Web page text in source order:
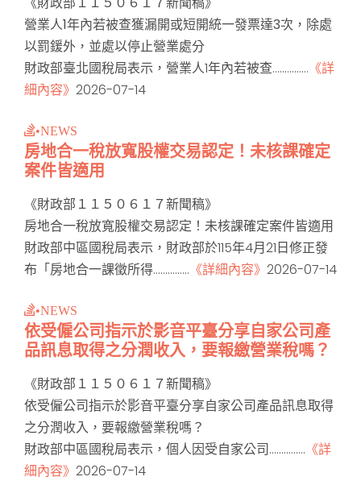
營業人1年內若被查獲漏開或短開統一發票達3次，除處
以罰鍰外，並處以停止營業處分
財政部臺北國稅局表示，營業人1年內若被查............... 《詳
細內容》 2026-07-14
•NEWS
房地合一稅放寬股權交易認定！未核課確定
案件皆適用
《財政部１１５０６１７新聞稿》
房地合一稅放寬股權交易認定！未核課確定案件皆適用
財政部中區國稅局表示，財政部於115年4月21日修正發
布「房地合一課徵所得............... 《詳細內容》 2026-07-14
•NEWS
依受僱公司指示於影音平臺分享自家公司產
品訊息取得之分潤收入，要報繳營業稅嗎？
《財政部１１５０６１７新聞稿》
依受僱公司指示於影音平臺分享自家公司產品訊息取得
之分潤收入，要報繳營業稅嗎？
財政部中區國稅局表示，個人因受自家公司............... 《詳
細內容》 2026-07-14